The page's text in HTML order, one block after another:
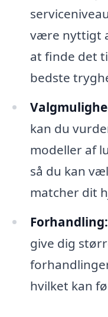
være nyttigt
at finde det
bedste
kan du
modeller af
så du kan
matcher dit
Forhandling:
give dig
hvilket kan